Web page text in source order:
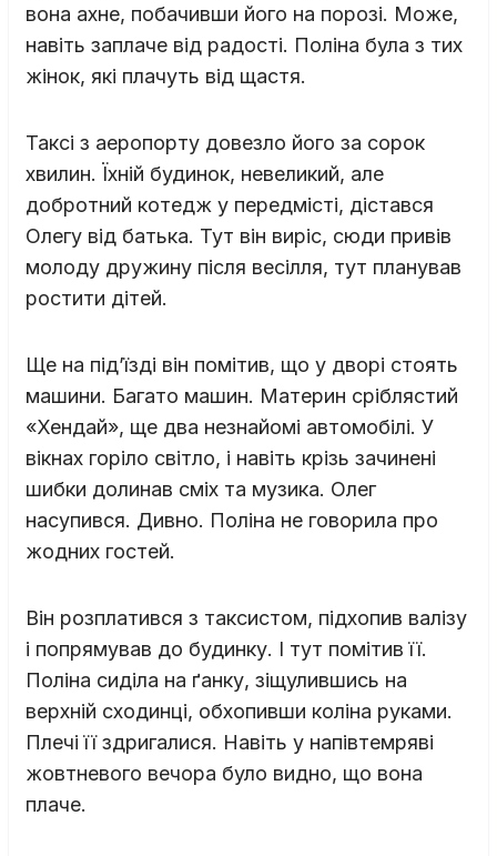
вона ахне, побачивши його на порозі. Може,
навіть заплаче від радості. Поліна була з тих
жінок, які плачуть від щастя.
Таксі з аеропорту довезло його за сорок
хвилин. Їхній будинок, невеликий, але
добротний котедж у передмісті, дістався
Олегу від батька. Тут він виріс, сюди привів
молоду дружину після весілля, тут планував
ростити дітей.
Ще на під’їзді він помітив, що у дворі стоять
машини. Багато машин. Материн сріблястий
«Хендай», ще два незнайомі автомобілі. У
вікнах горіло світло, і навіть крізь зачинені
шибки долинав сміх та музика. Олег
насупився. Дивно. Поліна не говорила про
жодних гостей.
Він розплатився з таксистом, підхопив валізу
і попрямував до будинку. І тут помітив її.
Поліна сиділа на ґанку, зіщулившись на
верхній сходинці, обхопивши коліна руками.
Плечі її здригалися. Навіть у напівтемряві
жовтневого вечора було видно, що вона
плаче.